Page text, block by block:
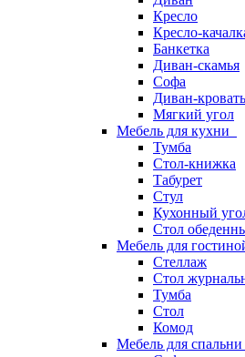
Кресло
Кресло-
Банкетка
Диван-скамья
Софа
Диван-кровать
Мягкий угол
Мебель для кухни
Тумба
Стол-книжка
Табурет
Стул
Кухонный
Стол
Мебель для
Стеллаж
Стол
Тумба
Стол
Комод
Мебель для спальни